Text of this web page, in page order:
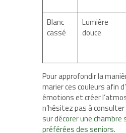
Blanc
cassé
Lumière
douce
Pour approfondir la
marier ces couleurs afin
émotions et créer
n’hésitez pas à
surdécorer une chambre
préférées des seniors.